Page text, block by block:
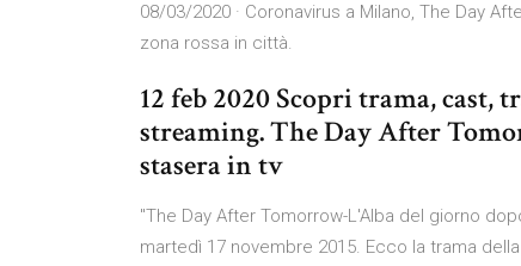
08/03/2020 · Coronavirus a Milano, The Day
zona rossa in città.
12 feb 2020 Scopri trama, cast,
streaming. The Day After
stasera in tv
"The Day After Tomorrow-L'Alba del giorno
martedì 17 novembre 2015. Ecco la trama